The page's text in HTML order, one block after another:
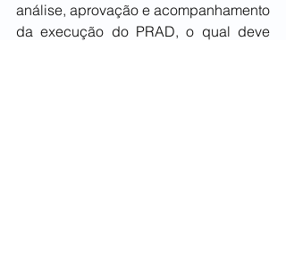
análise, aprovação e acompanhamento
da execução do PRAD, o qual deve